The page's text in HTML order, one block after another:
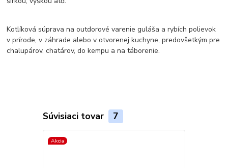
Kotlíková súprava na outdorové varenie guláša a rybích polievok
v prírode, v záhrade alebo v otvorenej kuchyne, predovšetkým pre
chalupárov, chatárov, do kempu a na táborenie.
Súvisiaci tovar 7
Akcia